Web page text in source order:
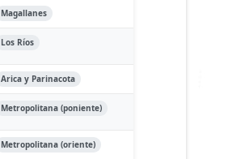
Magallanes
Los Ríos
Arica y Parinacota
Metropolitana (poniente)
Metropolitana (oriente)